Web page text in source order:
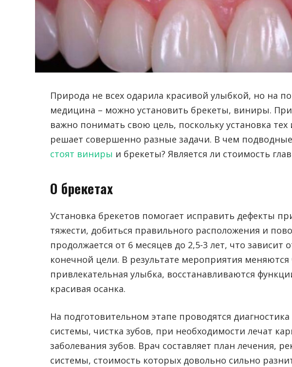
Природа не всех одарила красивой улыбкой, но на
медицина – можно установить брекеты, виниры.
важно понимать свою цель, поскольку установка тех
решает совершенно разные задачи. В чем
стоят виниры и брекеты? Является ли стоимость
О брекетах
Установка брекетов помогает исправить дефекты
тяжести, добиться правильного расположения и
продолжается от 6 месяцев до 2,5-3 лет, что зависит
конечной цели. В результате мероприятия
привлекательная улыбка, восстанавливаются
красивая осанка.
На подготовительном этапе проводятся
системы, чистка зубов, при необходимости лечат
заболевания зубов. Врач составляет план лечения,
системы, стоимость которых довольно сильно